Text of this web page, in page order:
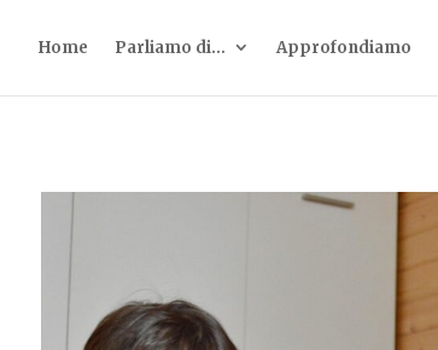
Home Parliamo di… Approfondiamo